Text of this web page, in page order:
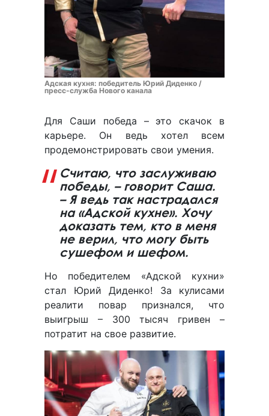
Адская кухня: победитель Юрий Диденко /
пресс-служба Нового канала
Для Саши победа – это скачок в
карьере. Он ведь хотел всем
продемонстрировать свои умения.
Считаю, что заслуживаю
победы, – говорит Саша.
– Я ведь так настрадался
на «Адской кухне». Хочу
доказать тем, кто в меня
не верил, что могу быть
сушефом и шефом.
Но победителем «Адской кухни»
стал Юрий Диденко! За кулисами
реалити повар признался, что
выигрыш – 300 тысяч гривен –
потратит на свое развитие.